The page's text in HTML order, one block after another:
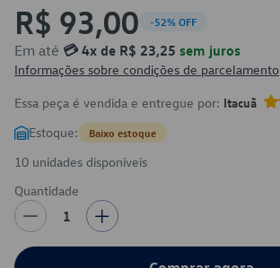
R$ 93,00 -52% OFF
Em até 💳 4x de R$ 23,25 sem juros
Informações sobre condições de parcelamento
Essa peça é vendida e entregue por: Itacuã
Estoque: Baixo estoque
10 unidades disponíveis
Quantidade
1